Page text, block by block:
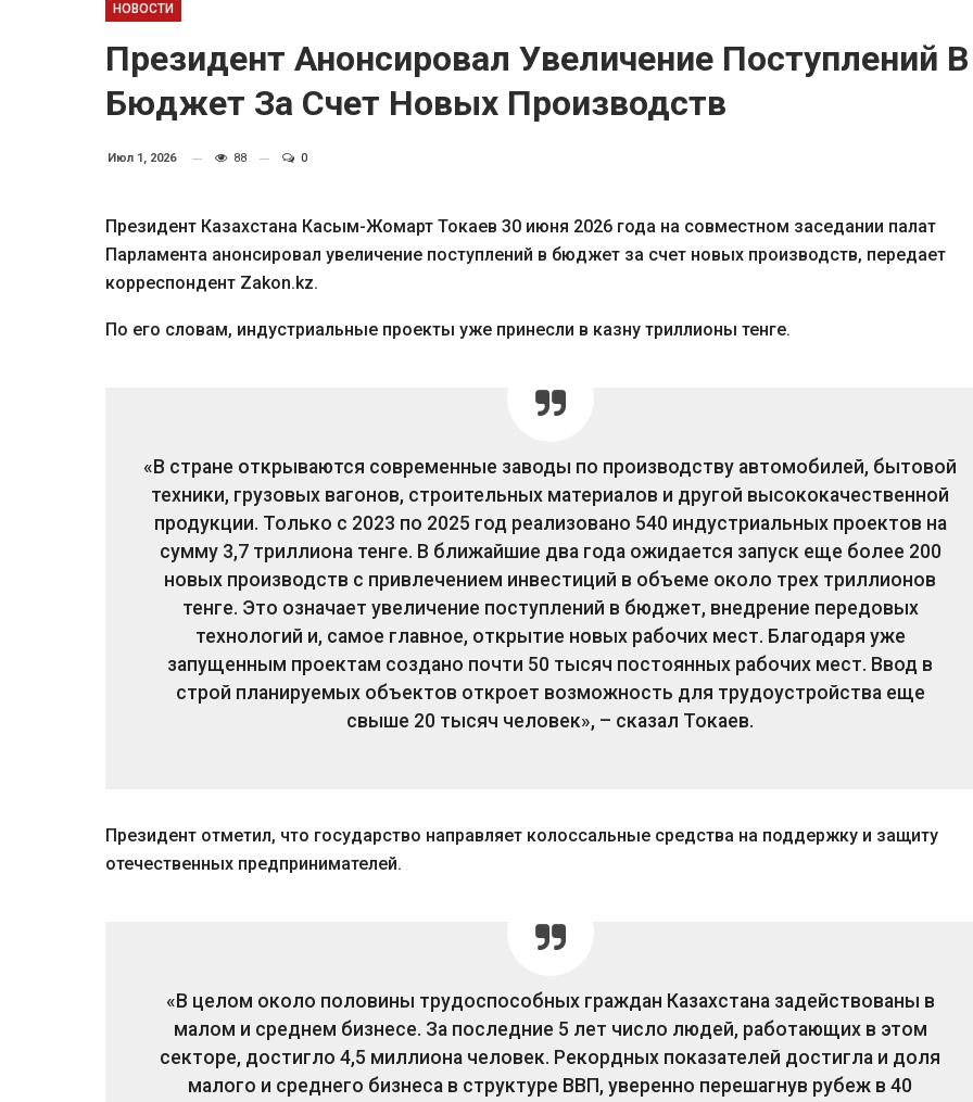
НОВОСТИ
Президент Анонсировал Увеличение Поступлений В
Бюджет За Счет Новых Производств
Июл 1, 2026 88 0
Президент Казахстана Касым-Жомарт Токаев 30 июня 2026 года на совместном заседании палат
Парламента анонсировал увеличение поступлений в бюджет за счет новых производств, передает
корреспондент Zakon.kz.
По его словам, индустриальные проекты уже принесли в казну триллионы тенге.
«В стране открываются современные заводы по производству автомобилей, бытовой
техники, грузовых вагонов, строительных материалов и другой высококачественной
продукции. Только с 2023 по 2025 год реализовано 540 индустриальных проектов на
сумму 3,7 триллиона тенге. В ближайшие два года ожидается запуск еще более 200
новых производств с привлечением инвестиций в объеме около трех триллионов
тенге. Это означает увеличение поступлений в бюджет, внедрение передовых
технологий и, самое главное, открытие новых рабочих мест. Благодаря уже
запущенным проектам создано почти 50 тысяч постоянных рабочих мест. Ввод в
строй планируемых объектов откроет возможность для трудоустройства еще
свыше 20 тысяч человек», – сказал Токаев.
Президент отметил, что государство направляет колоссальные средства на поддержку и защиту
отечественных предпринимателей.
«В целом около половины трудоспособных граждан Казахстана задействованы в
малом и среднем бизнесе. За последние 5 лет число людей, работающих в этом
секторе, достигло 4,5 миллиона человек. Рекордных показателей достигла и доля
малого и среднего бизнеса в структуре ВВП, уверенно перешагнув рубеж в 40